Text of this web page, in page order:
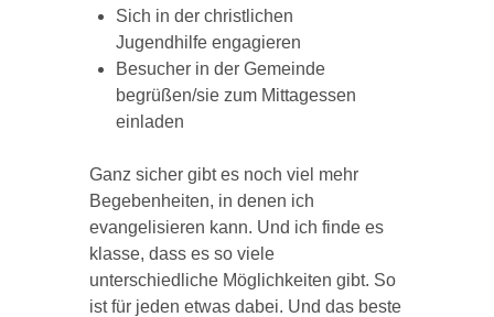
Sich in der christlichen
Jugendhilfe engagieren
Besucher in der Gemeinde
begrüßen/sie zum Mittagessen
einladen
Ganz sicher gibt es noch viel mehr
Begebenheiten, in denen ich
evangelisieren kann. Und ich finde es
klasse, dass es so viele
unterschiedliche Möglichkeiten gibt. So
ist für jeden etwas dabei. Und das beste